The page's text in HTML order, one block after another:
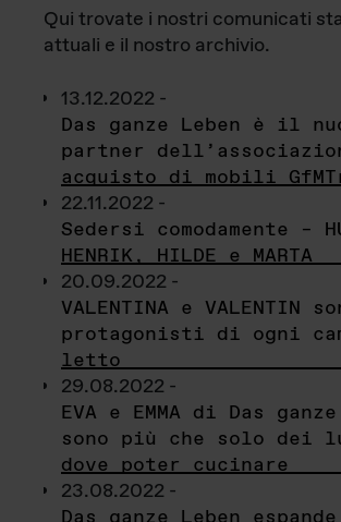
Qui trovate i nostri comunicati
attuali e il nostro archivio.
13.12.2022 -
Das ganze Leben è il
partner
acquisto di mobili
22.11.2022 -
Sedersi comodamente –
HENRIK, HILDE e MARTA
20.09.2022 -
VALENTINA e VALENTIN
protagonisti di ogni
letto
29.08.2022 -
EVA e EMMA di Das
sono più che solo dei
dove poter cucinare
23.08.2022 -
Das ganze Leben